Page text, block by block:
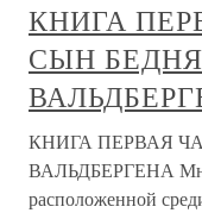
КНИГА
СЫН
КНИГА ПЕРВАЯ
ВАЛЬДБЕРГЕНА
расположенной